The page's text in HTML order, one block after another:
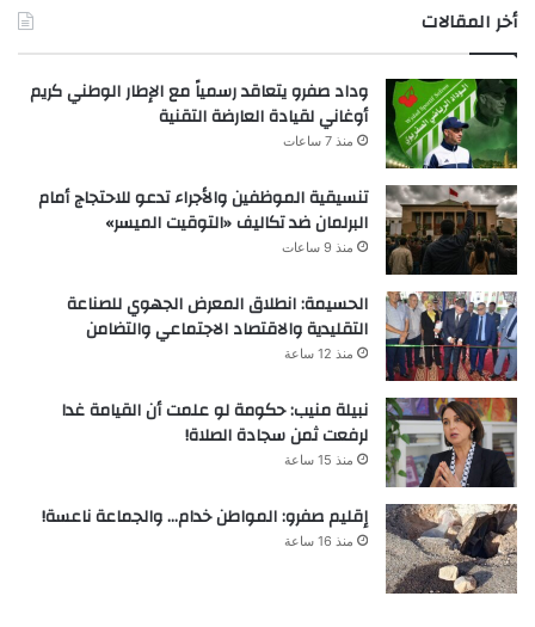
أخر المقالات
وداد صفرو يتعاقد رسمياً مع الإطار الوطني كريم
أوغاني لقيادة العارضة التقنية
منذ 7 ساعات
تنسيقية الموظفين والأجراء تدعو للاحتجاج أمام
البرلمان ضد تكاليف «التوقيت الميسر»
منذ 9 ساعات
الحسيمة: انطلاق المعرض الجهوي للصناعة
التقليدية والاقتصاد الاجتماعي والتضامن
منذ 12 ساعة
نبيلة منيب: حكومة لو علمت أن القيامة غدا
لرفعت ثمن سجادة الصلاة!
منذ 15 ساعة
إقليم صفرو: المواطن خدام… والجماعة ناعسة!
منذ 16 ساعة